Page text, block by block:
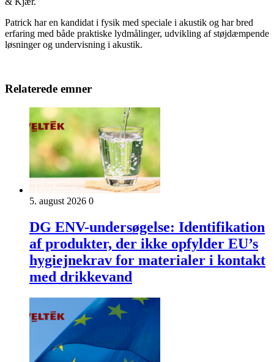
Patrick har en kandidat i fysik med speciale i akustik og har bred
erfaring med både praktiske lydmålinger, udvikling af støjdæmpende
løsninger og undervisning i akustik.
Relaterede emner
5. august 2026 0
DG ENV-undersøgelse: Identifikation
af produkter, der ikke opfylder EU’s
hygiejnekrav for materialer i kontakt
med drikkevand